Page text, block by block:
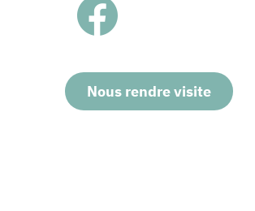
Nous rendre visite